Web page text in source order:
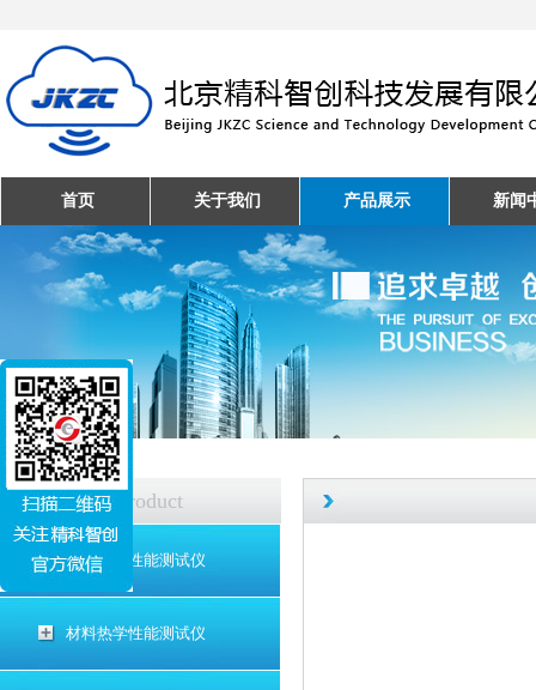
首页 关于我们 产品展示 新闻
产品中心 Product
材料电学性能测试仪
材料热学性能测试仪